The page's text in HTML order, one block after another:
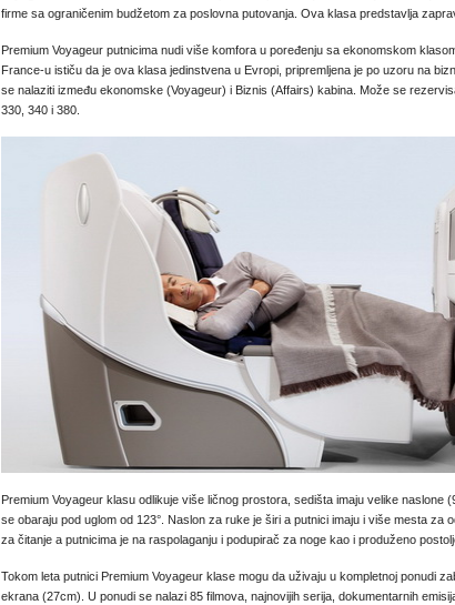
firme sa ograničenim budžetom za poslovna putovanja. Ova klasa predstavlja
Premium Voyageur putnicima nudi više komfora u poređenju sa ekonomskom
France-u ističu da je ova klasa jedinstvena u Evropi, pripremljena je po uzoru na
se nalaziti između ekonomske (Voyageur) i Biznis (Affairs) kabina. Može se
330, 340 i 380.
Premium Voyageur klasu odlikuje više ličnog prostora, sedišta imaju velike
se obaraju pod uglom od 123°. Naslon za ruke je širi a putnici imaju i više mesta za
za čitanje a putnicima je na raspolaganju i podupirač za noge kao i produženo
Tokom leta putnici Premium Voyageur klase mogu da uživaju u kompletnoj ponudi
ekrana (27cm). U ponudi se nalazi 85 filmova, najnovijih serija, dokumentarnih